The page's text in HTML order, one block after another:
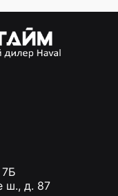
ш., д. 87